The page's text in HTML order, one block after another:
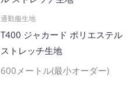
通勤服生地
T400 ジャカード ポリエステル
ストレッチ生地
600メートル(最小オーダー)